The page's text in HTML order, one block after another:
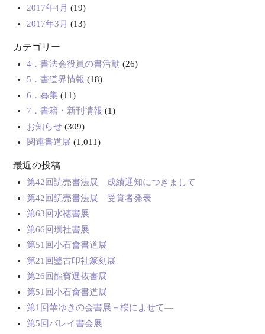
2017年4月 (19)
2017年3月 (13)
カテゴリー
4．書法会役員の書活動 (26)
5．書道界情報 (18)
6．募集(11)
7．書籍・新刊情報 (1)
お知らせ(309)
関連書道展 (1,011)
最近の投稿
第42回読売書法展 成績通知につきまして
第42回読売書法展 受賞者発表
第63回水穂書展
第66回璞社書展
第51回小石會書道展
第21回鑒古印社篆刻展
第26回龍賓選抜書展
第51回小石會書道展
第1回華ゆきの会書展－桜によせて―
第5回バレイ書会展